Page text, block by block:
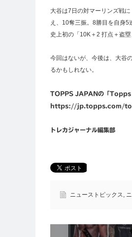
大谷は7日の対マーリンズ戦
え、10奪三振。8勝目を自身
史上初の「10K＋2 打点＋盗塁
今回はないが、今後は、大谷
るかもしれない。
TOPPS JAPANの「Topps
https://jp.topps.com/
トレカジャーナル編集部
ニューストピックス,